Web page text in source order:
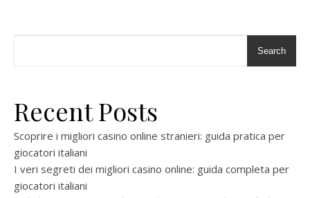
Search
Recent Posts
Scoprire i migliori casino online stranieri: guida pratica per
giocatori italiani
I veri segreti dei migliori casino online: guida completa per
giocatori italiani